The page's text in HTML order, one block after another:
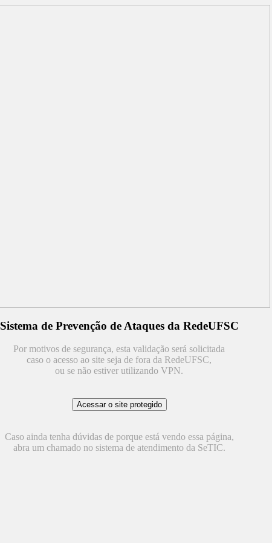
Sistema de Prevenção de Ataques da RedeUFSC
Por motivos de segurança, esta validação será solicitada
caso o acesso ao site seja de fora da RedeUFSC,
ou se não estiver utilizando VPN.
Caso ainda tenha dúvidas de porque está vendo essa página,
abra um chamado no sistema de atendimento da SeTIC.